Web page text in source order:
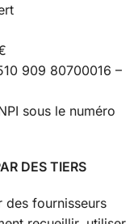
909 80700016 –
sous le numéro
DES TIERS
des fournisseurs